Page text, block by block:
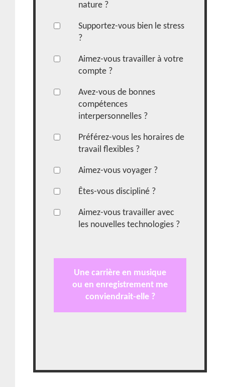
nature ?
Supportez-vous bien le stress
?
Aimez-vous travailler à votre
compte ?
Avez-vous de bonnes
compétences
interpersonnelles ?
Préférez-vous les horaires de
travail flexibles ?
Aimez-vous voyager ?
Êtes-vous discipliné ?
Aimez-vous travailler avec
les nouvelles technologies ?